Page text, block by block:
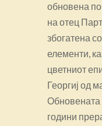
обновена
на отец
збогатена
елементи,
цветниот
Георгиј од
Обновената
години